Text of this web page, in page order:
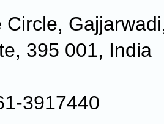
Circle,
395 001, India
3917440